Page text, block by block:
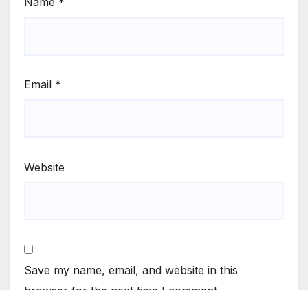
Email *
Website
Save my name, email, and website in this